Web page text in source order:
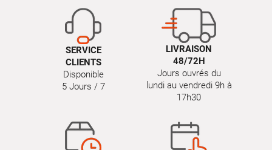
SERVICE
CLIENTS
Disponible
5 Jours / 7
LIVRAISON
48/72H
Jours ouvrés du
lundi au vendredi 9h à
17h30